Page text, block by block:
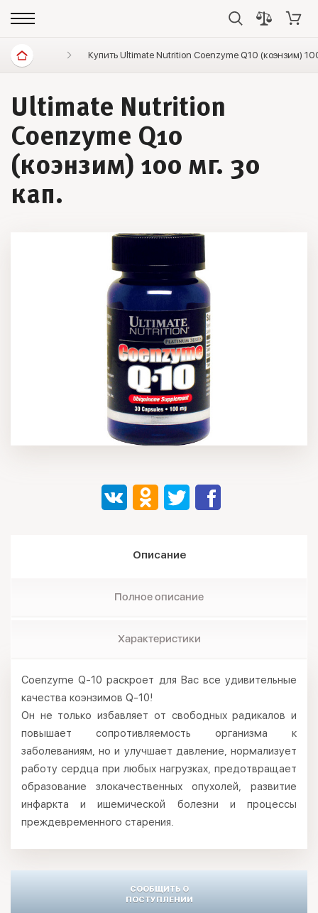
Витамины и минералы Витамины, минералы,
Купить Ultimate Nutrition Coenzyme Q10 (коэнзим)
Ultimate Nutrition
Coenzyme Q10
(коэнзим) 100 мг. 30
кап.
Описание
Полное описание
Характеристики
Coenzyme Q-10 раскроет для Вас все удивительные
качества коэнзимов Q-10!
Он не только избавляет от свободных радикалов и
повышает сопротивляемость организма к
заболеваниям, но и улучшает давление, нормализует
работу сердца при любых нагрузках, предотвращает
образование злокачественных опухолей, развитие
инфаркта и ишемической болезни и процессы
преждевременного старения.
СООБЩИТЬ О
ПОСТУПЛЕНИИ